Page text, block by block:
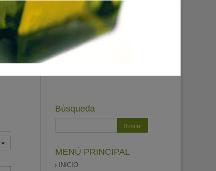
Búsqueda
MENÚ PRINCIPAL
INICIO